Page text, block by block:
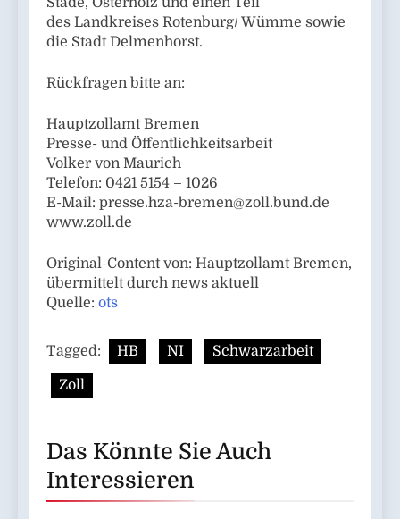
des Landkreises Rotenburg/ Wümme sowie
die Stadt Delmenhorst.
Rückfragen bitte an:
Hauptzollamt Bremen
Presse- und Öffentlichkeitsarbeit
Volker von Maurich
Telefon: 0421 5154 – 1026
E-Mail: presse.hza-bremen@zoll.bund.de
www.zoll.de
Original-Content von: Hauptzollamt Bremen,
übermittelt durch news aktuell
Quelle: ots
Tagged: HB NI Schwarzarbeit
Zoll
Das Könnte Sie Auch
Interessieren